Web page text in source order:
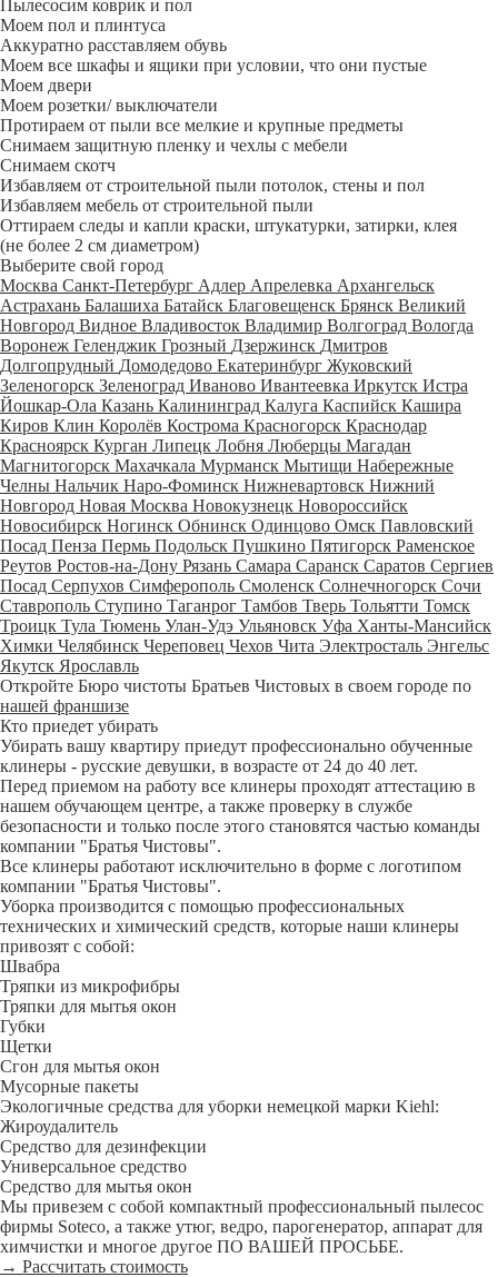
Пылесосим коврик и пол
Моем пол и плинтуса
Аккуратно расставляем обувь
Моем все шкафы и ящики при условии, что они пустые
Моем двери
Моем розетки/ выключатели
Протираем от пыли все мелкие и крупные предметы
Снимаем защитную пленку и чехлы с мебели
Снимаем скотч
Избавляем от строительной пыли потолок, стены и пол
Избавляем мебель от строительной пыли
Оттираем следы и капли краски, штукатурки, затирки, клея
(не более 2 см диаметром)
Выберите свой город
Москва Санкт-Петербург Адлер Апрелевка Архангельск
Астрахань Балашиха Батайск Благовещенск Брянск Великий
Новгород Видное Владивосток Владимир Волгоград Вологда
Воронеж Геленджик Грозный Дзержинск Дмитров
Долгопрудный Домодедово Екатеринбург Жуковский
Зеленогорск Зеленоград Иваново Ивантеевка Иркутск Истра
Йошкар-Ола Казань Калининград Калуга Каспийск Кашира
Киров Клин Королёв Кострома Красногорск Краснодар
Красноярск Курган Липецк Лобня Люберцы Магадан
Магнитогорск Махачкала Мурманск Мытищи Набережные
Челны Нальчик Наро-Фоминск Нижневартовск Нижний
Новгород Новая Москва Новокузнецк Новороссийск
Новосибирск Ногинск Обнинск Одинцово Омск Павловский
Посад Пенза Пермь Подольск Пушкино Пятигорск Раменское
Реутов Ростов-на-Дону Рязань Самара Саранск Саратов Сергиев
Посад Серпухов Симферополь Смоленск Солнечногорск Сочи
Ставрополь Ступино Таганрог Тамбов Тверь Тольятти Томск
Троицк Тула Тюмень Улан-Удэ Ульяновск Уфа Ханты-Мансийск
Химки Челябинск Череповец Чехов Чита Электросталь Энгельс
Якутск Ярославль
Откройте Бюро чистоты Братьев Чистовых в своем городе по
нашей франшизе
Кто приедет убирать
Убирать вашу квартиру приедут профессионально обученные
клинеры - русские девушки, в возрасте от 24 до 40 лет.
Перед приемом на работу все клинеры проходят аттестацию в
нашем обучающем центре, а также проверку в службе
безопасности и только после этого становятся частью команды
компании "Братья Чистовы".
Все клинеры работают исключительно в форме с логотипом
компании "Братья Чистовы".
Уборка производится с помощью профессиональных
технических и химический средств, которые наши клинеры
привозят с собой:
Швабра
Тряпки из микрофибры
Тряпки для мытья окон
Губки
Щетки
Сгон для мытья окон
Мусорные пакеты
Экологичные средства для уборки немецкой марки Kiehl:
Жироудалитель
Средство для дезинфекции
Универсальное средство
Средство для мытья окон
Мы привезем с собой компактный профессиональный пылесос
фирмы Soteco, а также утюг, ведро, парогенератор, аппарат для
химчистки и многое другое ПО ВАШЕЙ ПРОСЬБЕ.
→ Рассчитать стоимость